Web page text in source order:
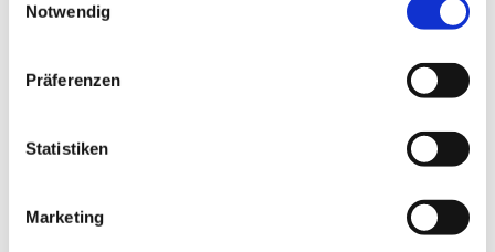
Notwendig
Präferenzen
Statistiken
Marketing